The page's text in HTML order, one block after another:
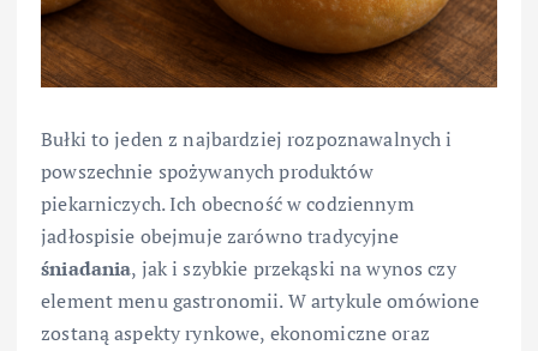
Bułki to jeden z najbardziej rozpoznawalnych i
powszechnie spożywanych produktów
piekarniczych. Ich obecność w codziennym
jadłospisie obejmuje zarówno tradycyjne
śniadania, jak i szybkie przekąski na wynos czy
element menu gastronomii. W artykule omówione
zostaną aspekty rynkowe, ekonomiczne oraz